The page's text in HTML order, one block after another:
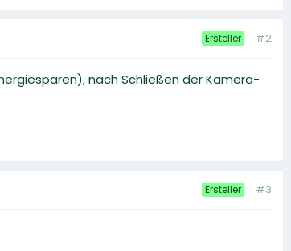
Ersteller #2
nach Schließen der Kamera-
Ersteller #3